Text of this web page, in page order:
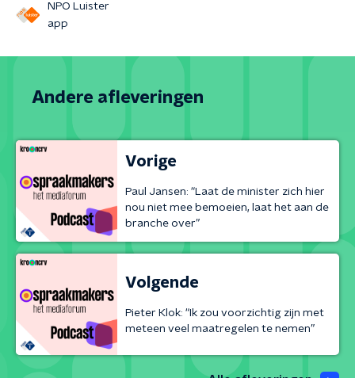
NPO Luister
app
Andere afleveringen
Vorige
Paul Jansen: “Laat de minister zich hier
nou niet mee bemoeien, laat het aan de
branche over”
Volgende
Pieter Klok: “Ik zou voorzichtig zijn met
meteen veel maatregelen te nemen”